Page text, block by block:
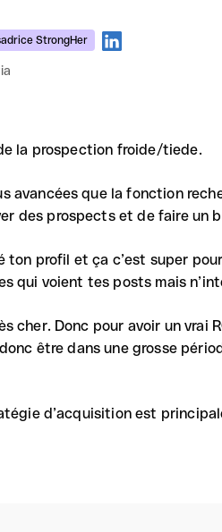
StrongHer
la prospection froide/tiede.
avancées que la fonction
des prospects et de faire un
ton profil et ça c’est super
qui voient tes posts mais
cher. Donc pour avoir un vrai
être dans une grosse
d’acquisition est